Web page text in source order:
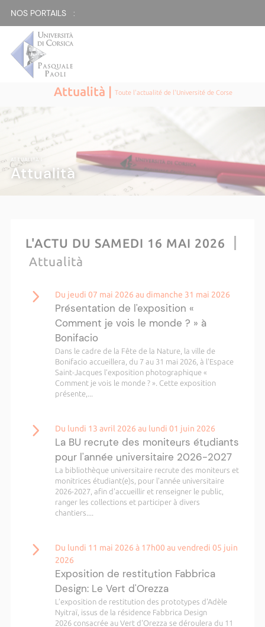
NOS PORTAILS :
Attualità |Toute l'actualité de l'Université de Corse
ATTUALITÀ |
Attualità
L'ACTU DU SAMEDI 16 MAI 2026
Attualità
Du jeudi 07 mai 2026 au dimanche 31 mai 2026
Présentation de l'exposition «
Comment je vois le monde ? » à
Bonifacio
Dans le cadre de la Fête de la Nature, la ville de
Bonifacio accueillera, du 7 au 31 mai 2026, à l'Espace
Saint-Jacques l’exposition photographique «
Comment je vois le monde ? ». Cette exposition
présente,...
Du lundi 13 avril 2026 au lundi 01 juin 2026
La BU recrute des moniteurs étudiants
pour l'année universitaire 2026-2027
La bibliothèque universitaire recrute des moniteurs et
monitrices étudiant(e)s, pour l'année universitaire
2026-2027, afin d'accueillir et renseigner le public,
ranger les collections et participer à divers
chantiers....
Du lundi 11 mai 2026 à 17h00 au vendredi 05 juin
2026
Exposition de restitution Fabbrica
Design: Le Vert d'Orezza
L’exposition de restitution des prototypes d'Adèle
Nyitraï, issus de la résidence Fabbrica Design
2026 consacrée au Vert d'Orezza se déroulera du 11